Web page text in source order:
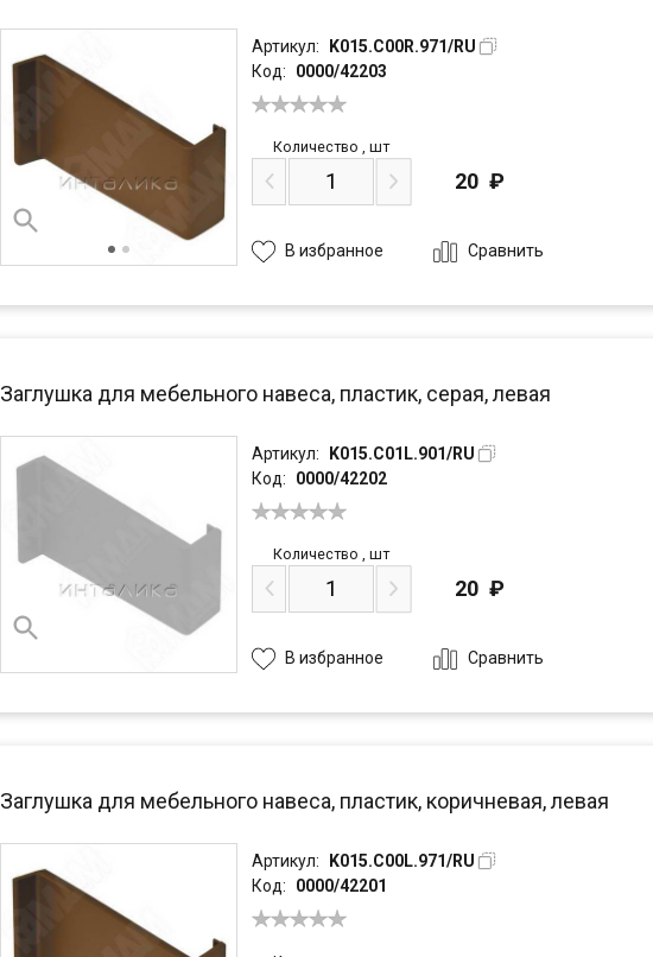
Артикул:
K015.C00R.971/RU
Код:
0000/42203
Количество ,шт
20 ₽
В избранное Сравнить
Заглушка для мебельного навеса, пластик, серая, левая
Артикул:
K015.C01L.901/RU
Код:
0000/42202
Количество ,шт
20 ₽
В избранное Сравнить
Заглушка для мебельного навеса, пластик, коричневая, левая
Артикул:
K015.C00L.971/RU
Код:
0000/42201